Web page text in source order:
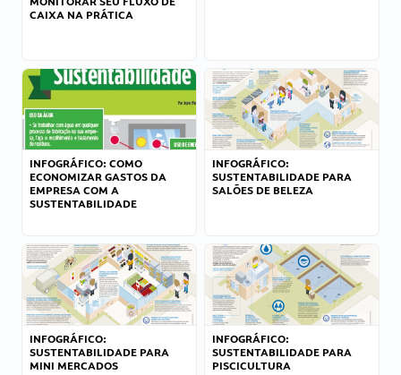
CAIXA NA PRÁTICA
INFOGRÁFICO: COMO
ECONOMIZAR GASTOS DA
EMPRESA COM A
SUSTENTABILIDADE
INFOGRÁFICO:
SUSTENTABILIDADE PARA
SALÕES DE BELEZA
INFOGRÁFICO:
SUSTENTABILIDADE PARA
MINI MERCADOS
INFOGRÁFICO:
SUSTENTABILIDADE PARA
PISCICULTURA